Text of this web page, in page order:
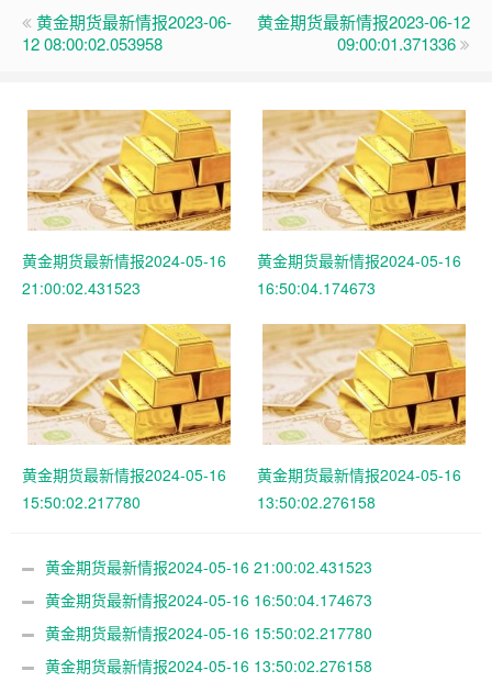
黄金期货最新情报2023-06-
12 08:00:02.053958
黄金期货最新情报2023-06-12
09:00:01.371336
黄金期货最新情报2024-05-16
21:00:02.431523
黄金期货最新情报2024-05-16
16:50:04.174673
黄金期货最新情报2024-05-16
15:50:02.217780
黄金期货最新情报2024-05-16
13:50:02.276158
黄金期货最新情报2024-05-16 21:00:02.431523
黄金期货最新情报2024-05-16 16:50:04.174673
黄金期货最新情报2024-05-16 15:50:02.217780
黄金期货最新情报2024-05-16 13:50:02.276158